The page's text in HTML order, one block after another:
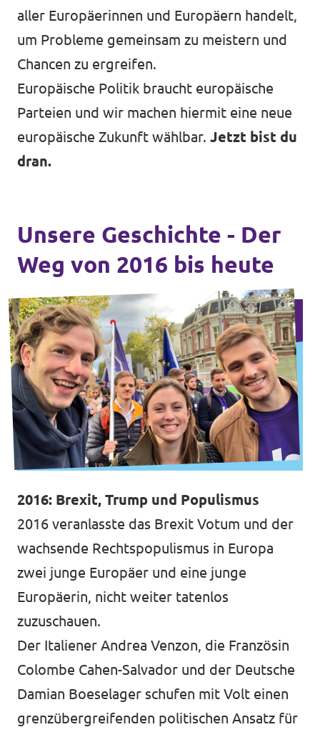
aller Europäerinnen und Europäern handelt,
um Probleme gemeinsam zu meistern und
Chancen zu ergreifen.
Europäische Politik braucht europäische
Parteien und wir machen hiermit eine neue
europäische Zukunft wählbar. Jetzt bist du
dran.
Unsere Geschichte - Der
Weg von 2016 bis heute
2016: Brexit, Trump und Populismus
2016 veranlasste das Brexit Votum und der
wachsende Rechtspopulismus in Europa
zwei junge Europäer und eine junge
Europäerin, nicht weiter tatenlos
zuzuschauen.
Der Italiener Andrea Venzon, die Französin
Colombe Cahen-Salvador und der Deutsche
Damian Boeselager schufen mit Volt einen
grenzübergreifenden politischen Ansatz für